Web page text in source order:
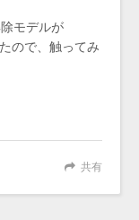
モデルが
ので、触ってみ
共有